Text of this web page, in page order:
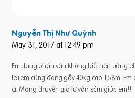
Nguyễn Thị Như Quỳnh
May 31, 2017 at 12:49 pm
Em đang phân vân không biết nên uống
tại em cũng đang gầy 40kg cao 1,58m.
ạ. Mong chuyên gia tư vấn sớm giúp em!!